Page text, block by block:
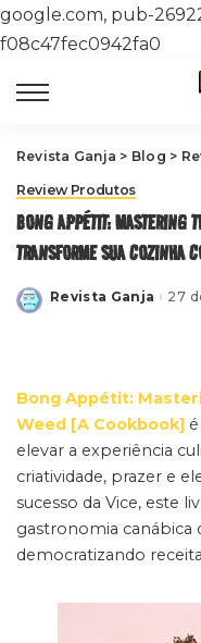
google.com, pub-
f08c47fec0942fa0
Revista Ganja > Blog >
Review Produtos
BONG APPÉTIT: MASTERING
TRANSFORME SUA COZINHA
Posted
Revista Ganja 27
Bong Appétit:
Weed [A Cookbook]
elevar a experiência
criatividade, prazer e
sucesso da Vice, este
gastronomia canábica
democratizando